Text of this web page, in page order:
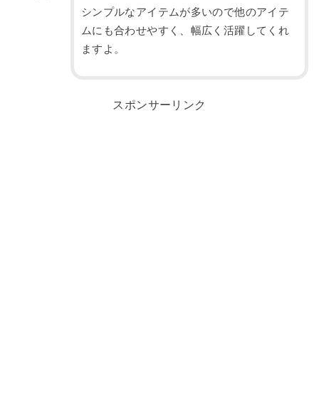
シンプルなアイテムが多いので他のアイテ
ムにも合わせやすく、幅広く活躍してくれ
ますよ。
スポンサーリンク